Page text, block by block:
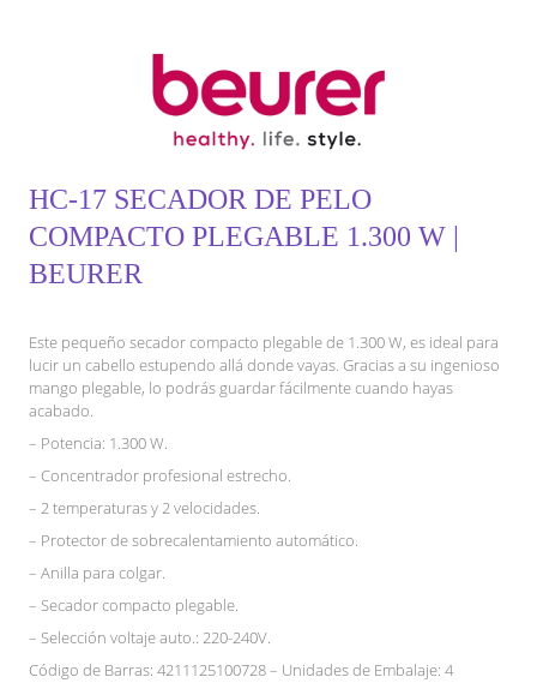
HC-17 SECADOR DE PELO
COMPACTO PLEGABLE 1.300 W |
BEURER
Este pequeño secador compacto plegable de 1.300 W, es ideal para
lucir un cabello estupendo allá donde vayas. Gracias a su ingenioso
mango plegable, lo podrás guardar fácilmente cuando hayas
acabado.
– Potencia: 1.300 W.
– Concentrador profesional estrecho.
– 2 temperaturas y 2 velocidades.
– Protector de sobrecalentamiento automático.
– Anilla para colgar.
– Secador compacto plegable.
– Selección voltaje auto.: 220-240V.
Código de Barras: 4211125100728 – Unidades de Embalaje: 4